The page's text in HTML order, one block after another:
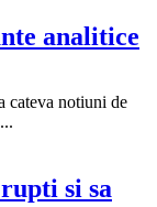
analitice
cateva notiuni de
si sa